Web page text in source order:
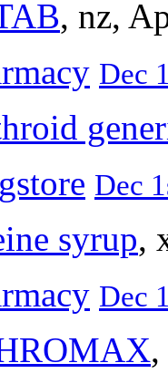
, nz,
Dec
Dec
syrup,
Dec